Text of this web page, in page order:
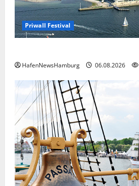
Priwall Festival
HafenNewsHamburg 06.08.2026